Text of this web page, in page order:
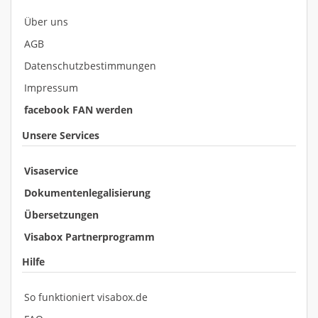
Über uns
AGB
Datenschutzbestimmungen
Impressum
facebook FAN werden
Unsere Services
Visaservice
Dokumentenlegalisierung
Übersetzungen
Visabox Partnerprogramm
Hilfe
So funktioniert visabox.de